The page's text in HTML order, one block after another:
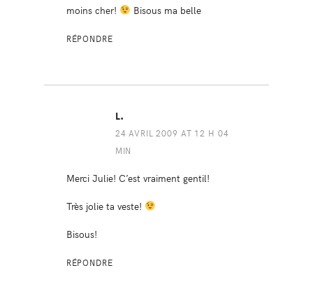
moins cher!
Bisous ma belle
RÉPONDRE
L.
24 AVRIL 2009 AT 12 H 04
MIN
Merci Julie! C’est vraiment gentil!
Très jolie ta veste!
Bisous!
RÉPONDRE